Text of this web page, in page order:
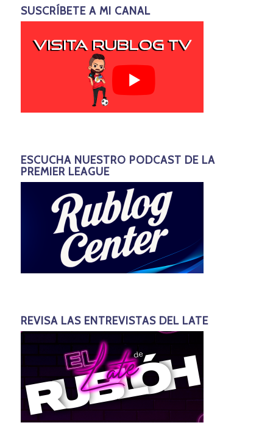
SUSCRÍBETE A MI CANAL
ESCUCHA NUESTRO PODCAST DE LA
PREMIER LEAGUE
REVISA LAS ENTREVISTAS DEL LATE